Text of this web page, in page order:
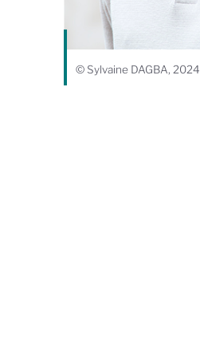
© Sylvaine DAGBA, 2024